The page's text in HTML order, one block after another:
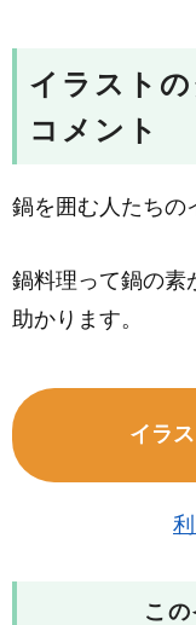
イラスト
コメント
鍋を囲む人たちの
鍋料理って鍋の素
助かります。
イラ
こ